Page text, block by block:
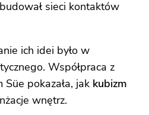
sieci kontaktów
ich idei było w
Współpraca z
pokazała, jak kubizm
wnętrz.